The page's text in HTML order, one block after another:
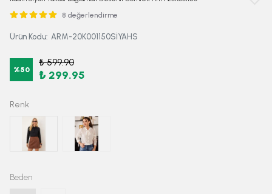
8 değerlendirme
Ürün Kodu: ARM-20K001150SİYAHS
%50
₺ 599.90
₺ 299.95
Renk
Beden